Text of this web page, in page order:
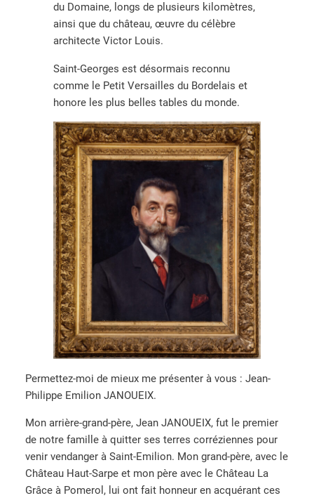
du Domaine, longs de plusieurs kilomètres,
ainsi que du château, œuvre du célèbre
architecte Victor Louis.
Saint-Georges est désormais reconnu
comme le Petit Versailles du Bordelais et
honore les plus belles tables du monde.
Permettez-moi de mieux me présenter à vous : Jean-
Philippe Emilion JANOUEIX.
Mon arrière-grand-père, Jean JANOUEIX, fut le premier
de notre famille à quitter ses terres corréziennes pour
venir vendanger à Saint-Emilion. Mon grand-père, avec le
Château Haut-Sarpe et mon père avec le Château La
Grâce à Pomerol, lui ont fait honneur en acquérant ces